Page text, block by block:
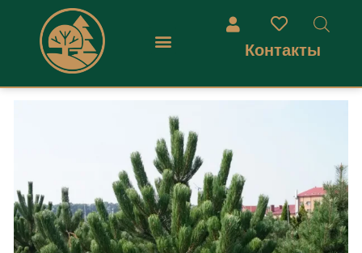
Контакты